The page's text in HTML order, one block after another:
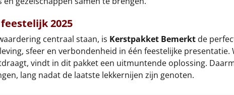
2025
centraal staan, is Kerstpakket Bemerkt de
sfeer en verbondenheid in één feestelijke
vindt in dit pakket een uitmuntende oplossing.
lang nadat de laatste lekkernijen zijn genoten.